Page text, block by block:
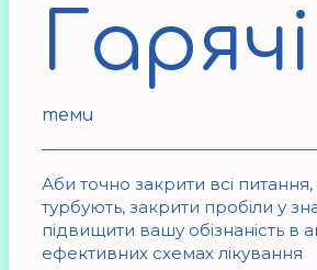
Гарячі
теми
Аби точно закрити всі питання,
турбують, закрити пробіли у
підвищити вашу обізнаність в
ефективних схемах лікування